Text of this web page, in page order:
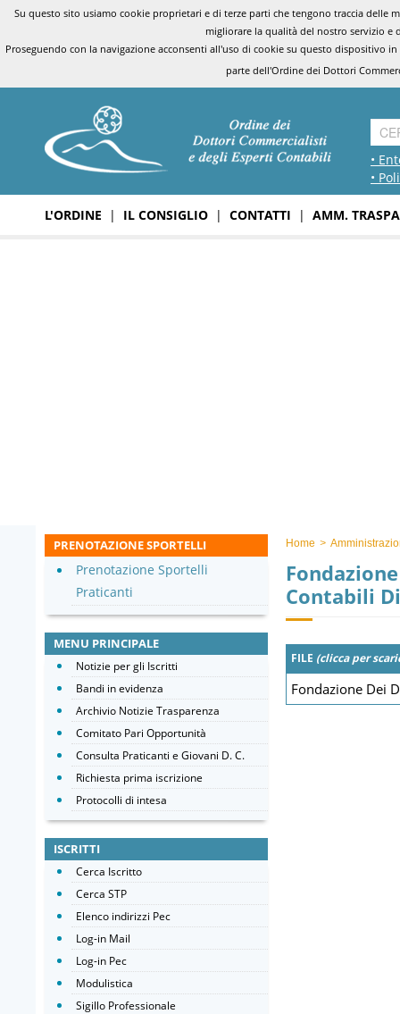
Su questo sito usiamo cookie proprietari e di terze parti che tengono traccia
migliorare la qualità del nostro servizio e
Proseguendo con la navigazione acconsenti all'uso di cookie su questo dispositivo
parte dell'Ordine dei Dottori
•
•
L'ORDINE | IL CONSIGLIO | CONTATTI | AMM.
Home >
Contabili
FILE (clicca per
Fondazione Dei
PRENOTAZIONE SPORTELLI
Prenotazione Sportelli
Praticanti
MENU PRINCIPALE
Notizie per gli Iscritti
Bandi in evidenza
Archivio Notizie Trasparenza
Comitato Pari Opportunità
Consulta Praticanti e Giovani D. C.
Richiesta prima iscrizione
Protocolli di intesa
ISCRITTI
Cerca Iscritto
Cerca STP
Elenco indirizzi Pec
Log-in Mail
Log-in Pec
Modulistica
Sigillo Professionale